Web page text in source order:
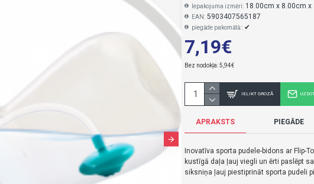
7,19€
Bez nodokļa: 5,94€
Iepakojuma izmēri: 18.00cm x 8.00cm x
EAN: 5903407565187
piegāde pakomātā:: ✔
IELIKT GROZĀ
APRAKSTS PIEGĀDE
Inovatīva sporta pudele-bidons ar Flip-
kustīgā daļa ļauj viegli un ērti paslēpt
siksniņa ļauj piestiprināt sporta pudeli